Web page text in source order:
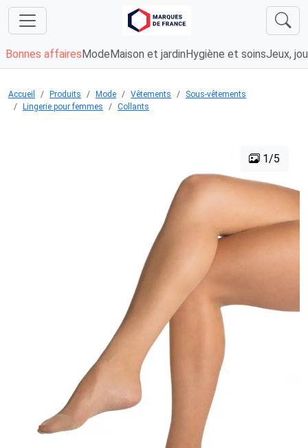
Bonnes affaires Mode Maison et jardin Hygiène et soinsJeux,
Accueil Produits Mode Vêtements
Sous-vêtements
Lingerie pour femmes
Collants
1/5